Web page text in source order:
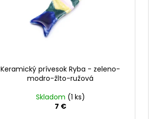
Keramický prívesok Ryba - zeleno-
modro-žlto-ružová
Skladom (1 ks)
7 €